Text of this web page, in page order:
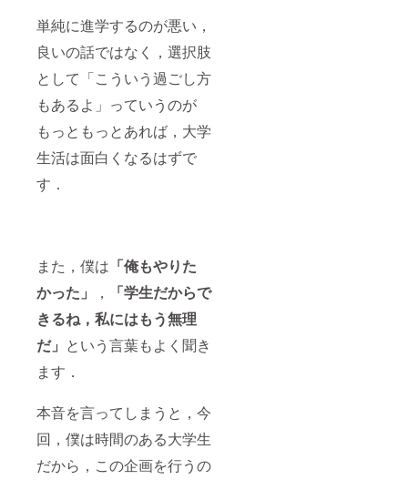
単純に進学するのが悪い，
良いの話ではなく，選択肢
として「こういう過ごし方
もあるよ」っていうのが
もっともっとあれば，大学
生活は面白くなるはずで
す．
また，僕は 「俺もやりた
かった」
，
「学生だからで
きるね，私にはもう無理
だ」 という言葉もよく聞き
ます．
本音を言ってしまうと，今
回，僕は時間のある大学生
だから，この企画を行うの